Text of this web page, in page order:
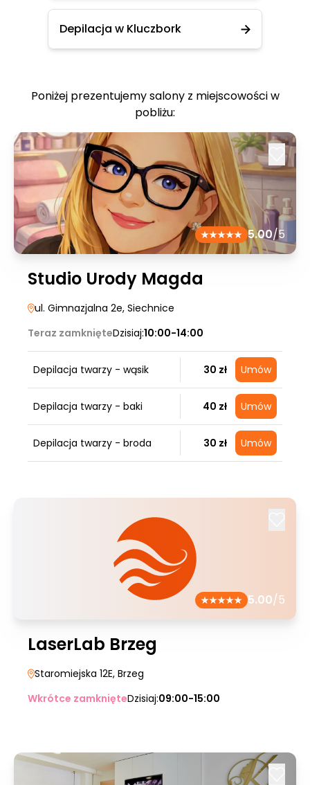
Depilacja w Kluczbork
Poniżej prezentujemy salony z miejscowości w
pobliżu:
5.00/5
Studio Urody Magda
ul. Gimnazjalna 2e, Siechnice
Teraz zamknięteDzisiaj:10:00-14:00
Depilacja twarzy - wąsik 30 zł Umów
Depilacja twarzy - baki 40 zł Umów
Depilacja twarzy - broda 30 zł Umów
5.00/5
LaserLab Brzeg
Staromiejska 12E, Brzeg
Wkrótce zamknięteDzisiaj:09:00-15:00